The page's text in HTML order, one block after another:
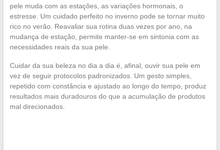
pele muda com as estações, as variações hormonais, o
estresse. Um cuidado perfeito no inverno pode se tornar muito
rico no verão. Reavaliar sua rotina duas vezes por ano, na
mudança de estação, permite manter-se em sintonia com as
necessidades reais da sua pele.
Cuidar da sua beleza no dia a dia é, afinal, ouvir sua pele em
vez de seguir protocolos padronizados. Um gesto simples,
repetido com constância e ajustado ao longo do tempo, produz
resultados mais duradouros do que a acumulação de produtos
mal direcionados.